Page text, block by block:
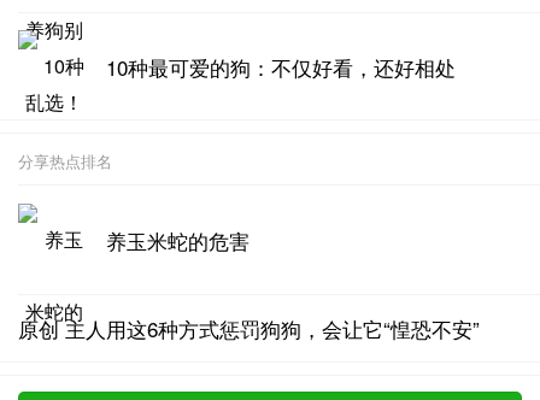
10种最可爱的狗：不仅好看，还好相处
分享热点排名
养玉米蛇的危害
原创 主人用这6种方式惩罚狗狗，会让它“惶恐不安”